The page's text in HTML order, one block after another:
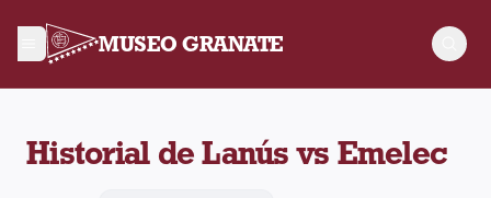
MUSEO GRANATE
Historial de Lanús vs Emelec